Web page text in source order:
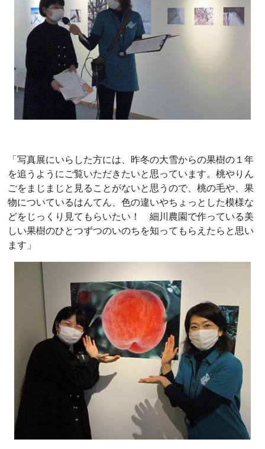
「写真展にいらした方には、昨冬の大雪からの果樹の１年
を追うようにご覧いただきたいと思っています。桃やりん
ごをまじまじと見ることがないと思うので、桃の毛や、果
物についているはんてん、色の違いやちょっとした模様な
どをじっくり見てもらいたい！ 細川農園で作っている美
しい果樹のひとつずつのいのちを知ってもらえたらと思い
ます」